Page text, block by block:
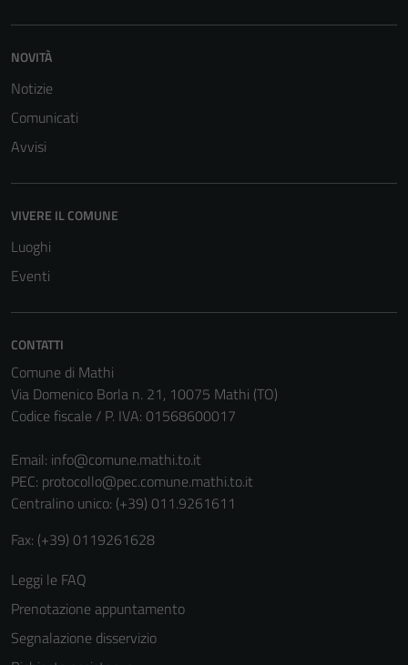
NOVITÀ
Notizie
Comunicati
Avvisi
VIVERE IL COMUNE
Luoghi
Eventi
CONTATTI
Comune di Mathi
Via Domenico Borla n. 21, 10075 Mathi (TO)
Codice fiscale / P. IVA: 01568600017
Email: info@comune.mathi.to.it
PEC: protocollo@pec.comune.mathi.to.it
Centralino unico: (+39) 011.9261611
Fax: (+39) 0119261628
Leggi le FAQ
Prenotazione appuntamento
Segnalazione disservizio